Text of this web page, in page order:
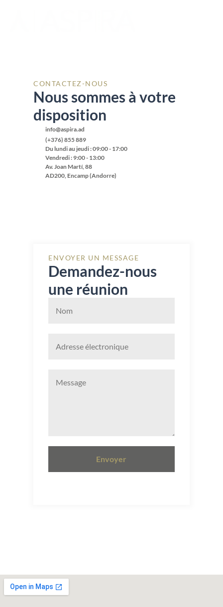
CONTACTEZ-NOUS
Nous sommes à votre
disposition
info@aspira.ad
(+376) 855 889
Du lundi au jeudi : 09:00 - 17:00
Vendredi : 9:00 - 13:00
Av. Joan Martí, 88
AD200, Encamp (Andorre)
ENVOYER UN MESSAGE
Demandez-nous
une réunion